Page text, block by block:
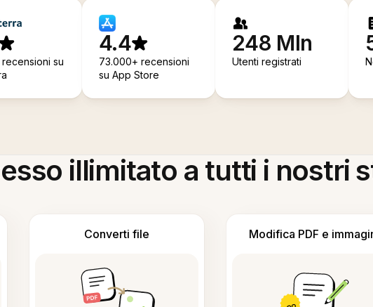
su
4.4
73.000+ recensioni
su App Store
248 Mln
Utenti registrati
illimitato a tutti i nostri
Converti file Modifica PDF e